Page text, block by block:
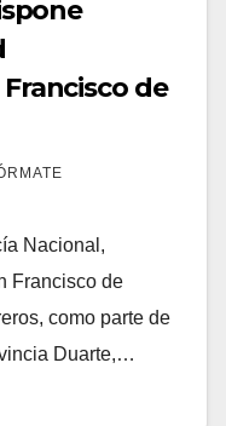
de
Nacional,
Francisco de
como parte de
Duarte,…